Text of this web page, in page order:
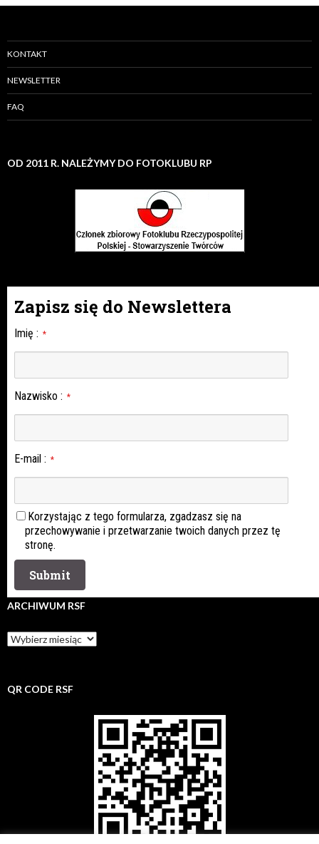
KONTAKT
NEWSLETTER
FAQ
OD 2011 R. NALEŻYMY DO FOTOKLUBU RP
Zapisz się do Newslettera
Imię : *
Nazwisko : *
E-mail : *
Korzystając z tego formularza, zgadzasz się na
przechowywanie i przetwarzanie twoich danych przez tę
stronę.
ARCHIWUM RSF
Archiwum
rsf
QR CODE RSF